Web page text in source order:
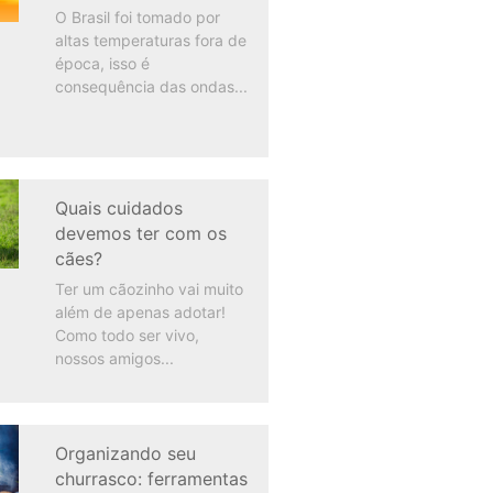
O Brasil foi tomado por
altas temperaturas fora de
época, isso é
consequência das ondas
Quais cuidados
devemos ter com os
cães?
Ter um cãozinho vai muito
além de apenas adotar!
Como todo ser vivo,
nossos amigos
Organizando seu
churrasco: ferramentas